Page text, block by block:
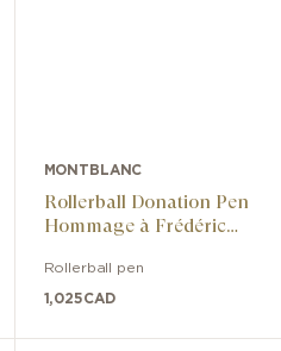
MONTBLANC
Rollerball Donation Pen
Hommage à Frédéric
Rollerball pen
1,025CAD